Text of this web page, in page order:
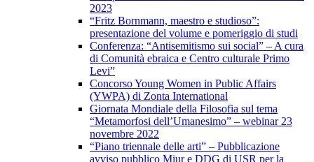
2023
“Fritz Bornmann, maestro e studioso”:
presentazione del volume e pomeriggio di studi
Conferenza: “Antisemitismo sui social” – A cura
di Comunità ebraica e Centro culturale Primo
Levi”
Concorso Young Women in Public Affairs
(YWPA) di Zonta International
Giornata Mondiale della Filosofia sul tema
“Metamorfosi dell’Umanesimo” – webinar 23
novembre 2022
“Piano triennale delle arti” – Pubblicazione
avviso pubblico Miur e DDG di USR per la